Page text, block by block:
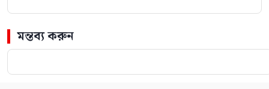
মন্তব্য করুন